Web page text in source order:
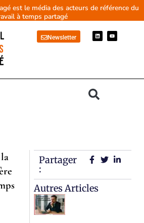
est le média des acteurs de référence du
à temps partagé
Newsletter
L
i
n
Y
o
u
Partager
:
Autres Articles